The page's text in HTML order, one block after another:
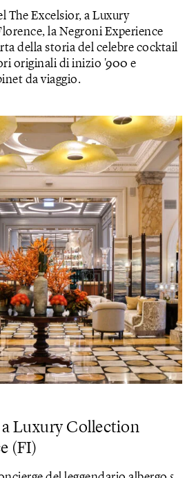
The Excelsior, a Luxury
la Negroni Experience
della storia del celebre cocktail
originali di inizio '900 e
da viaggio.
Luxury Collection
(FI)